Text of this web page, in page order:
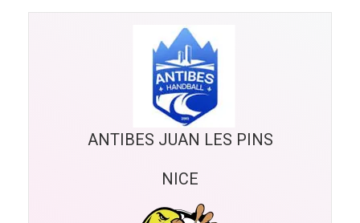
ANTIBES JUAN LES PINS
NICE